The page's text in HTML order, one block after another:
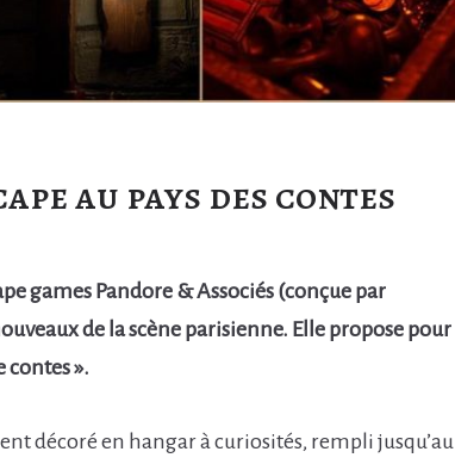
au pays des contes
games Pandore & Associés (conçue par
de la scène parisienne. Elle propose pour
contes ».
décoré en hangar à curiosités, rempli jusqu’au